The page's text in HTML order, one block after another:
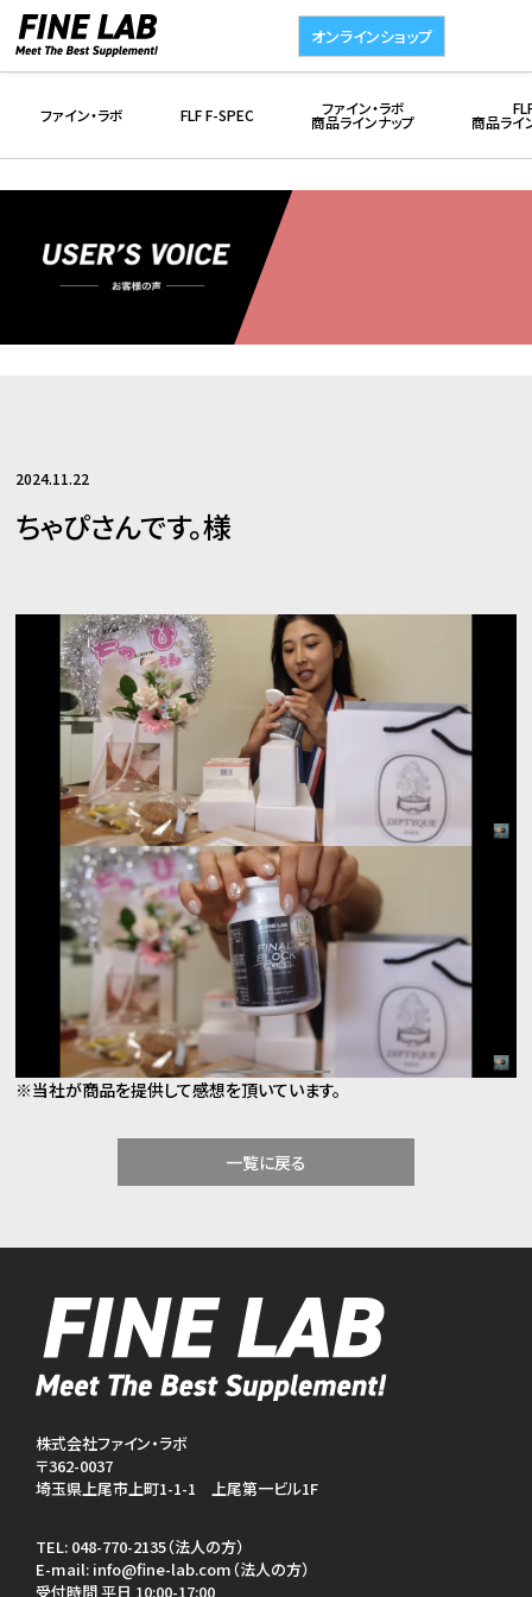
オンラインショップ
ファイン・ラボ FLF F-SPEC ファイン・ラボ
商品ラインナップ 商品ライ
2024.11.22
ちゃぴさんです。様
※当社が商品を提供して感想を頂いています。
一覧に戻る
株式会社ファイン・ラボ
〒362-0037
埼玉県上尾市上町1-1-1 上尾第一ビル1F
TEL: 048-770-2135（法人の方）
E-mail: info@fine-lab.com（法人の方）
受付時間 平日 10:00-17:00